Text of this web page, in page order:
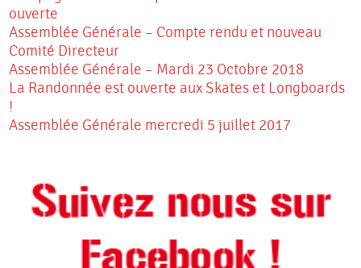
ouverte
Assemblée Générale – Compte rendu et nouveau
Comité Directeur
Assemblée Générale – Mardi 23 Octobre 2018
La Randonnée est ouverte aux Skates et Longboards
!
Assemblée Générale mercredi 5 juillet 2017